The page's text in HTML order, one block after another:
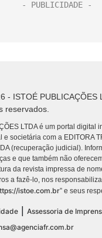
- ISTOÉ PUBLICAÇÕES
reservados.
LTDA é um portal digital
societária com a EDITORA
(recuperação judicial).
e que também não
da revista impressa de
a fazê-lo, nos
istoe.com.br” e seus
Assessoria de